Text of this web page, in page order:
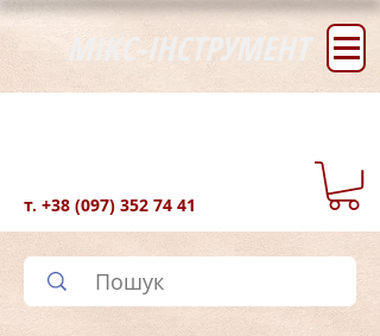
МІКС-ІНСТРУМЕНТ
т. +38 (097) 352 74 41